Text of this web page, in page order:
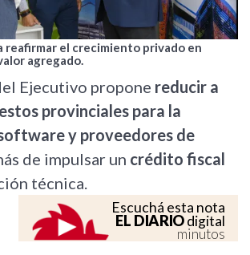
reafirmar el crecimiento privado en
agregado.
Ejecutivo propone reducir a
provinciales para la
y proveedores de
de impulsar un crédito fiscal
técnica.
Escuchá esta nota
EL DIARIOdigital
minutos